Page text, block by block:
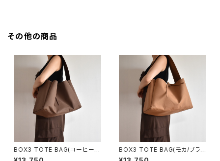
その他の商品
BOX3 TOTE BAG(コーヒー/
ブラウン）
BOX3 TOTE BAG(モカ/ブラウ
ン）